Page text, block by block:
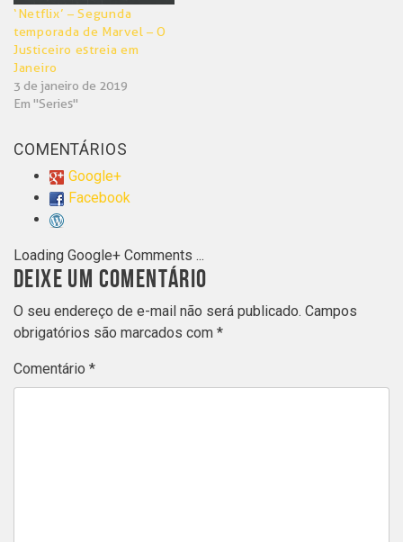
‘Netflix’ – Segunda
temporada de Marvel – O
Justiceiro estreia em
Janeiro
3 de janeiro de 2019
Em "Series"
COMENTÁRIOS
Google+
Facebook
Loading Google+ Comments ...
DEIXE UM COMENTÁRIO
O seu endereço de e-mail não será publicado. Campos
obrigatórios são marcados com *
Comentário *